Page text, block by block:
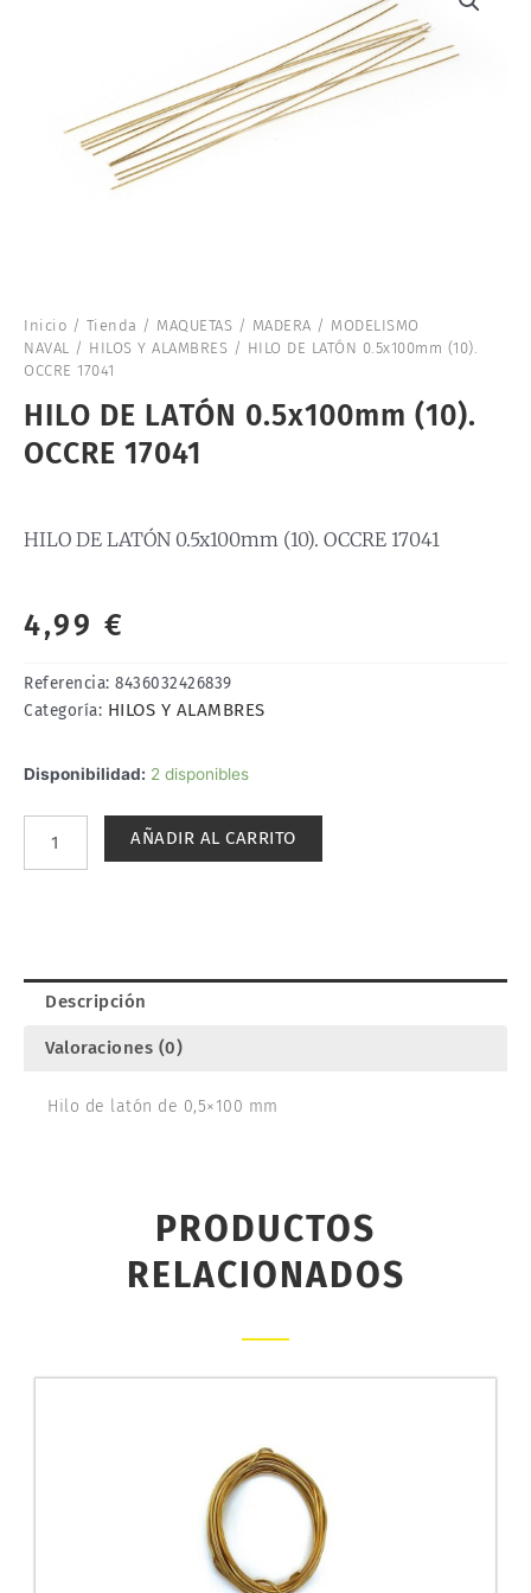
Inicio / Tienda / MAQUETAS / MADERA / MODELISMO
NAVAL / HILOS Y ALAMBRES / HILO DE LATÓN 0.5x100mm (10).
OCCRE 17041
HILO DE LATÓN 0.5x100mm (10).
OCCRE 17041
HILO DE LATÓN 0.5x100mm (10). OCCRE 17041
4,99 €
Referencia: 8436032426839
Categoría: HILOS Y ALAMBRES
Disponibilidad: 2 disponibles
HILO
0.5x100mm
AÑADIR AL CARRITO
Descripción
Valoraciones (0)
Hilo de latón de 0,5×100 mm
PRODUCTOS
RELACIONADOS